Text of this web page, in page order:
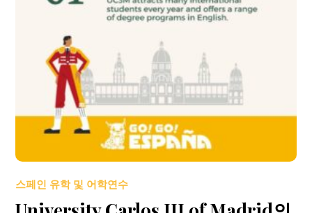
스페인 유학 및 어학연수